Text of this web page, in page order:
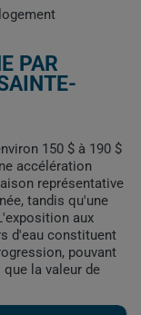
PAR
150 $ à 190 $
accélération
représentative
tandis qu'une
aux
d'eau constituent
pouvant
la valeur de